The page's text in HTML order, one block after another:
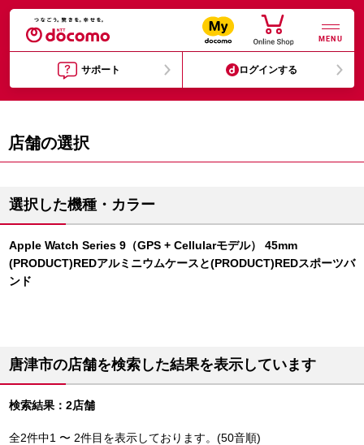
MENU
サポート ログインする
店舗の選択
選択した機種・カラー
Apple Watch Series 9（GPS + Cellularモデル） 45mm
(PRODUCT)REDアルミニウムケースと(PRODUCT)REDスポーツバ
ンド
唐津市の店舗を検索した結果を表示しています
検索結果：2店舗
全2件中1 〜 2件目を表示しております。(50音順)